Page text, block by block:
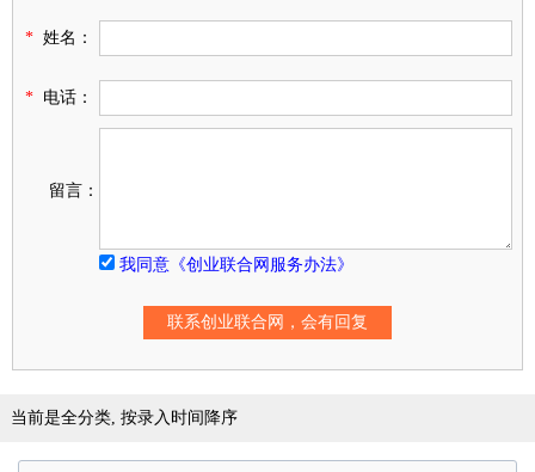
* 姓名：
* 电话：
留言：
我同意《创业联合网服务办法》
当前是全分类, 按录入时间降序